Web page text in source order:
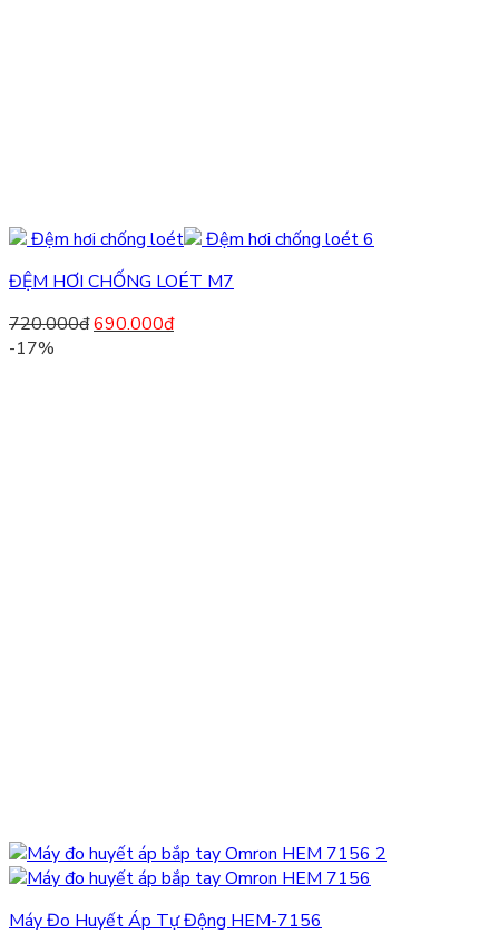
ĐỆM HƠI CHỐNG LOÉT M7
720.000đ690.000đ
-17%
Máy Đo Huyết Áp Tự Động HEM-7156